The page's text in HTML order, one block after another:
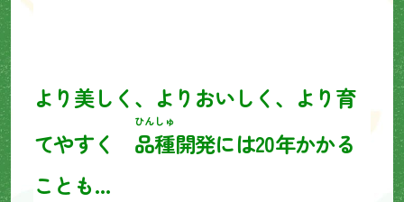
より美しく、よりおいしく、より育
てやすく 品種
ひんしゅ
開発には20年かかる
ことも…